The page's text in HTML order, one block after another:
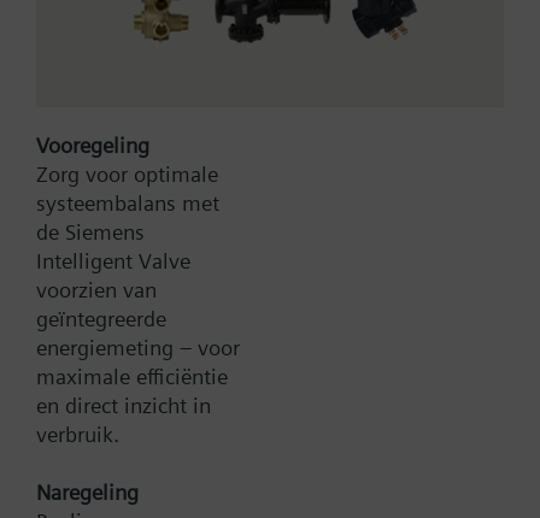
In de leveringsomvang zijn montageflens AQM63.0
en zonodig montagehouders inbegrepen.
Bruto Prijs
Type:
Artikel-Nr.:
Garantie:
Productgroep:
Toevoegen aan winkelwagen
Vooregeling
Zorg voor optimale
systeembalans met
de Siemens
Intelligent Valve
voorzien van
geïntegreerde
energiemeting – voor
maximale efficiëntie
en direct inzicht in
verbruik.
Naregeling